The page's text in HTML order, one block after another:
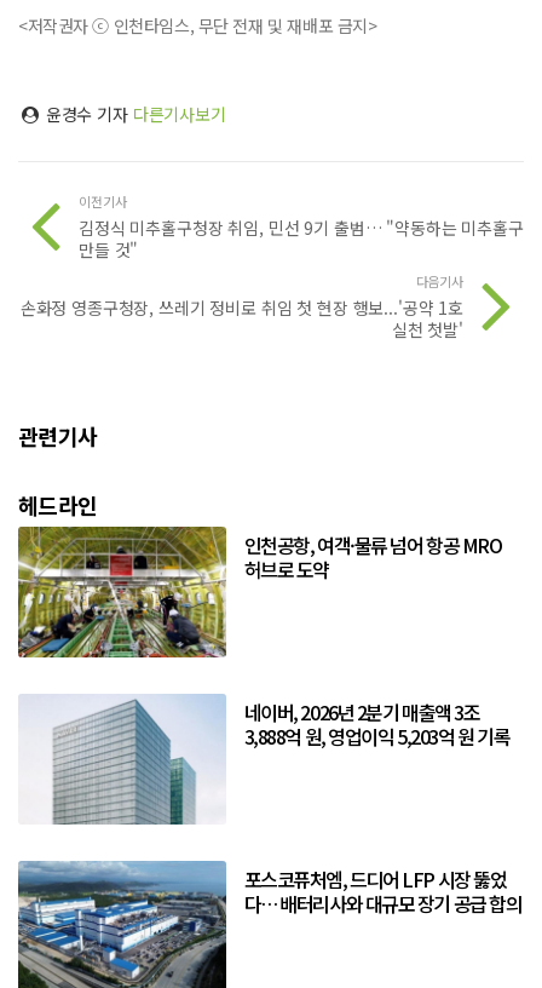
<저작권자 ⓒ 인천타임스, 무단 전재 및 재배포 금지>
윤경수 기자 다른기사보기
이전기사
김정식 미추홀구청장 취임, 민선 9기 출범… "약동하는 미추홀구
만들 것"
다음기사
손화정 영종구청장, 쓰레기 정비로 취임 첫 현장 행보...'공약 1호
실천 첫발'
관련기사
헤드라인
인천공항, 여객·물류 넘어 항공 MRO
허브로 도약
네이버, 2026년 2분기 매출액 3조
3,888억 원, 영업이익 5,203억 원 기록
포스코퓨처엠, 드디어 LFP 시장 뚫었
다… 배터리사와 대규모 장기 공급 합의